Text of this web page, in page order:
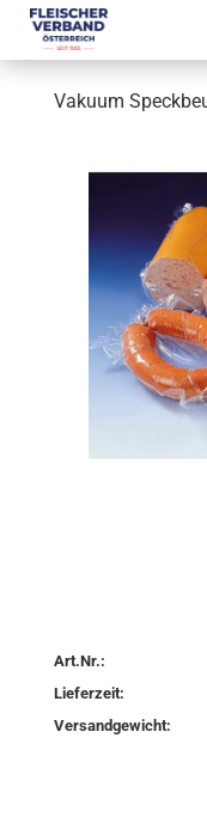
Vakuum
Art.Nr.:
Lieferzeit:
Versandgewicht: